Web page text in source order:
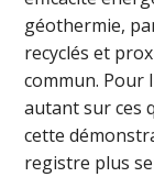
géothermie,
recyclés et
commun. Pour
autant sur ces
cette
registre plus